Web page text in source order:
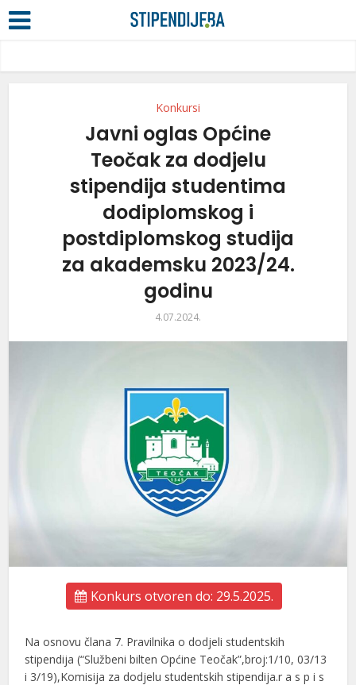
Konkursi
Javni oglas Općine
Teočak za dodjelu
stipendija studentima
dodiplomskog i
postdiplomskog studija
za akademsku 2023/24.
godinu
4.07.2024.
Konkurs otvoren do: 29.5.2025.
Na osnovu člana 7. Pravilnika o dodjeli studentskih
stipendija (“Službeni bilten Općine Teočak”,broj:1/10, 03/13
i 3/19),Komisija za dodjelu studentskih stipendija.r a s p i s